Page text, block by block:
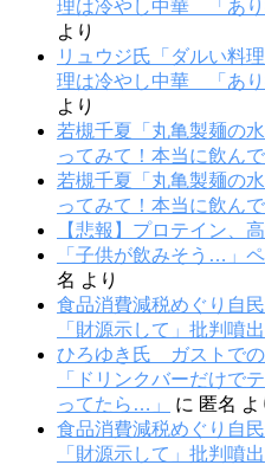
理は冷やし中華 「あり
より
リュウジ氏「ダルい料
理は冷やし中華 「あり
より
若槻千夏「丸亀製麺の
ってみて！本当に飲んで
若槻千夏「丸亀製麺の
ってみて！本当に飲んで
【悲報】プロテイン、
「子供が飲みそう…」
名 より
食品消費減税めぐり自
「財源示して」批判噴出
ひろゆき氏 ガストで
「ドリンクバーだけで
ってたら…」
に 匿名 よ
食品消費減税めぐり自
「財源示して」批判噴出